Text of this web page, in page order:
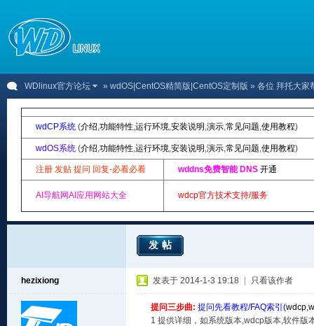
WDlinux官方论坛 » wdOS|CentOS精简版|CentOS定制版 » 各位 拜托大家
wdCP系统 (介绍,功能特性,运行环境,安装说明 ,演示,常见问题,使用教程)
wdOS系统 (介绍,功能特性,运行环境,安装说明 ,演示,常见问题,使用教程)
注册 发贴 提问 回复-必看必看 wddns免费智能 DNS 开通
AI导航网AI应用网站大全 wdcp官方技术支持/服务
发帖
hezixiong 发表于 2014-1-3 19:18 只看该作者
提问三步曲: 提问先看教程/FAQ索引(wdcp,
1 提供详细，如系统版本,wdcp版本,软件版